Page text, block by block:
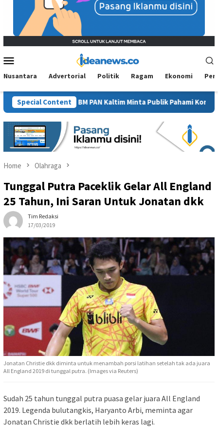
Menu
Nusantara Advertorial Politik Ragam Ekonomi
Special Content
Sawit”, BM PAN Kaltim Minta Publik Pahami Konteks Pidato
Home Olahraga
Tunggal Putra Paceklik Gelar All England
25 Tahun, Ini Saran Untuk Jonatan dkk
Tim Redaksi
17/03/2019
Jonatan Christie dkk diminta untuk menambah porsi latihan setelah tak ada juara
All England 2019 di tunggal putra. (Images via Reuters)
Sudah 25 tahun tunggal putra puasa gelar juara All England
2019. Legenda bulutangkis, Haryanto Arbi, meminta agar
Jonatan Christie dkk berlatih lebih keras lagi.